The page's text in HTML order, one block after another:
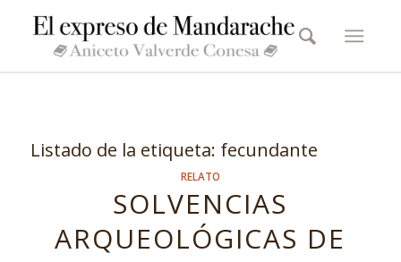
Listado de la etiqueta: fecundante
RELATO
SOLVENCIAS
ARQUEOLÓGICAS DE